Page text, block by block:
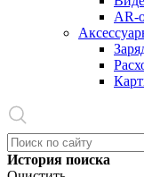
AR-
История поиска